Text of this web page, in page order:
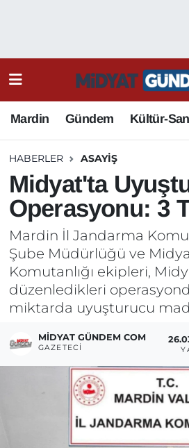
Mardin Gündem Kültür-
HABERLER ASAYIŞ
Midyat'ta
Operasyonu: 3
Mardin İl Jandarma
Şube Müdürlüğü ve
Komutanlığı ekipleri,
düzenledikleri
miktarda uyuşturucu
MIDYAT GÜNDEM COM
GAZETECI